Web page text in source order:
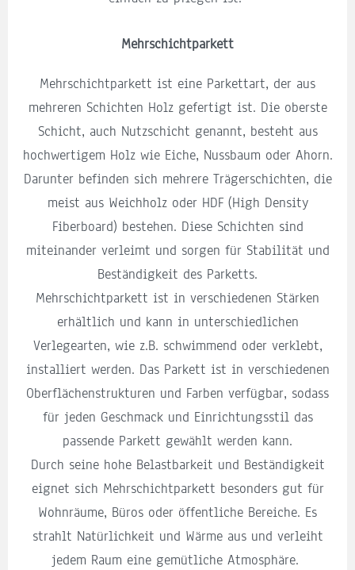
Mehrschichtparkett
Mehrschichtparkett ist eine Parkettart, der aus
mehreren Schichten Holz gefertigt ist. Die oberste
Schicht, auch Nutzschicht genannt, besteht aus
hochwertigem Holz wie Eiche, Nussbaum oder Ahorn.
Darunter befinden sich mehrere Trägerschichten, die
meist aus Weichholz oder HDF (High Density
Fiberboard) bestehen. Diese Schichten sind
miteinander verleimt und sorgen für Stabilität und
Beständigkeit des Parketts.
Mehrschichtparkett ist in verschiedenen Stärken
erhältlich und kann in unterschiedlichen
Verlegearten, wie z.B. schwimmend oder verklebt,
installiert werden. Das Parkett ist in verschiedenen
Oberflächenstrukturen und Farben verfügbar, sodass
für jeden Geschmack und Einrichtungsstil das
passende Parkett gewählt werden kann.
Durch seine hohe Belastbarkeit und Beständigkeit
eignet sich Mehrschichtparkett besonders gut für
Wohnräume, Büros oder öffentliche Bereiche. Es
strahlt Natürlichkeit und Wärme aus und verleiht
jedem Raum eine gemütliche Atmosphäre.